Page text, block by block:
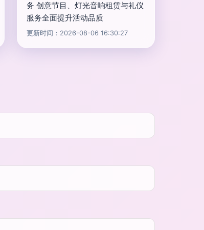
务 创意节目、灯光音响租赁与礼仪
服务全面提升活动品质
更新时间：2026-08-06 16:30:27